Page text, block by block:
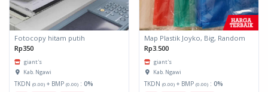
Fotocopy hitam putih
Rp350
giant's
Kab. Ngawi
TKDN (0.00) + BMP (0.00) : 0%
Map Plastik Joyko, Big, Random
Rp3.500
giant's
Kab. Ngawi
TKDN (0.00) + BMP (0.00) : 0%